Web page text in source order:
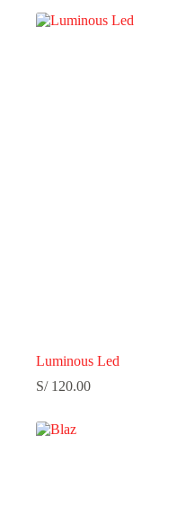
Luminous Led
S/120.00